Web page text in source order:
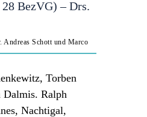
BezVG) – Drs.
Schott und Marco
Torben
Dalmis. Ralph
Nachtigal,